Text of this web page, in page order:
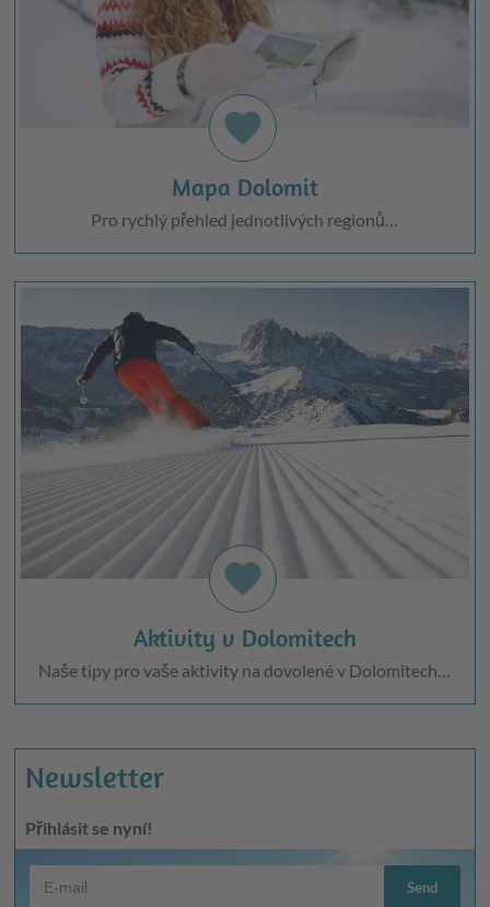
favorite
Mapa Dolomit
Pro rychlý přehled jednotlivých regionů…
favorite
Aktivity v Dolomitech
Naše tipy pro vaše aktivity na dovolené v Dolomitech…
Newsletter
Přihlásit se nyní!